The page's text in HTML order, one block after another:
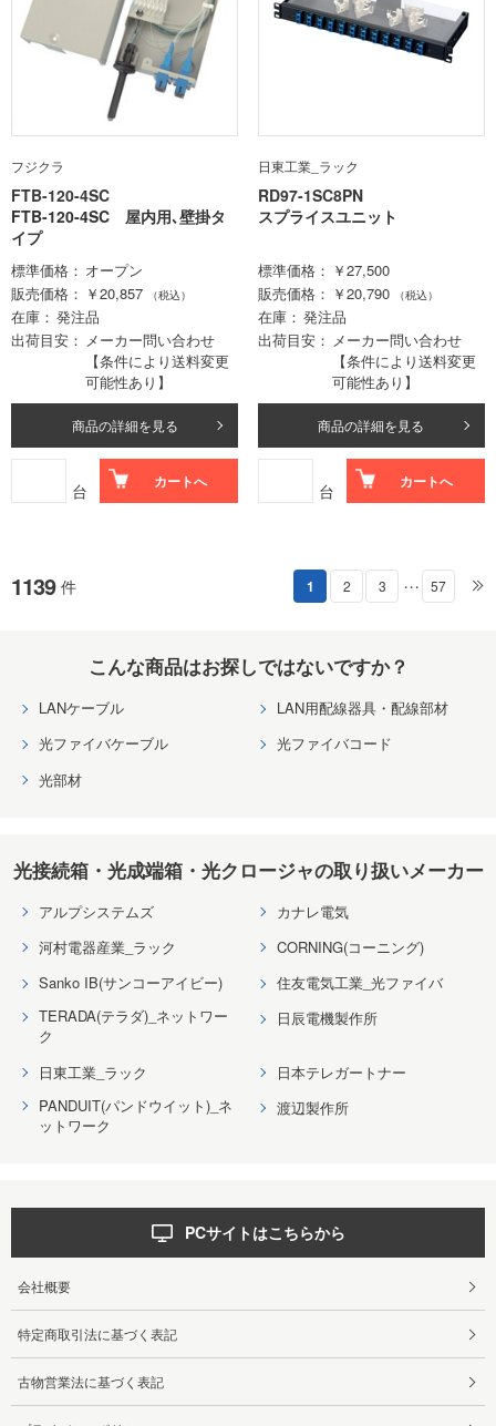
フジクラ
FTB-120-4SC
FTB-120-4SC 屋内用､壁掛タ
イプ
標準価格
オープン
販売価格
￥20,857 （税込）
在庫
発注品
出荷目安
メーカー問い合わせ
【条件により送料変更
可能性あり】
商品の詳細を見る
台 カートへ
日東工業_ラック
RD97-1SC8PN
スプライスユニット
標準価格
￥27,500
販売価格
￥20,790 （税込）
在庫
発注品
出荷目安
メーカー問い合わせ
【条件により送料変更
可能性あり】
商品の詳細を見る
台 カートへ
1139 件 1 2 3 ・・・ 57
こんな商品はお探しではないですか？
LANケーブル
LAN用配線器具・配線部材
光ファイバケーブル
光ファイバコード
光部材
光接続箱・光成端箱・光クロージャの取り扱いメーカー
アルプシステムズ
カナレ電気
河村電器産業_ラック
CORNING(コーニング)
Sanko IB(サンコーアイビー)
住友電気工業_光ファイバ
TERADA(テラダ)_ネットワー
ク
日辰電機製作所
日東工業_ラック
日本テレガートナー
PANDUIT(パンドウイット)_ネ
ットワーク
渡辺製作所
PCサイトはこちらから
会社概要
特定商取引法に基づく表記
古物営業法に基づく表記